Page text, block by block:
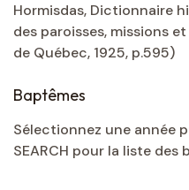
Hormisdas, Dictionnaire
des paroisses, missions
de Québec, 1925, p.595)
Baptêmes
Sélectionnez une année
SEARCH pour la liste des